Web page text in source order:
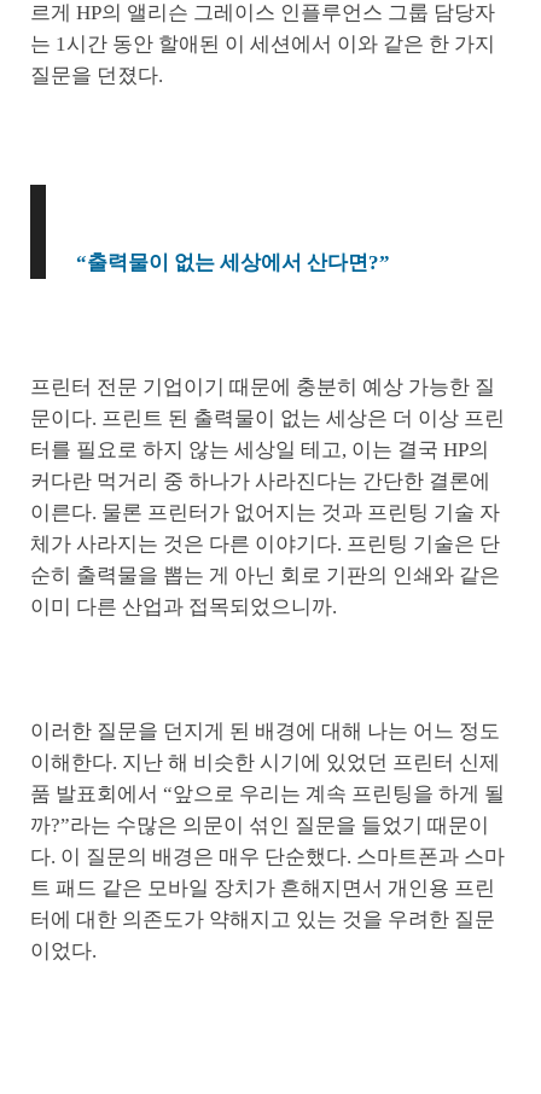
르게 HP의 앨리슨 그레이스 인플루언스 그룹 담당자
는 1시간 동안 할애된 이 세션에서 이와 같은 한 가지
질문을 던졌다.
“출력물이 없는 세상에서 산다면?”
프린터 전문 기업이기 때문에 충분히 예상 가능한 질
문이다. 프린트 된 출력물이 없는 세상은 더 이상 프린
터를 필요로 하지 않는 세상일 테고, 이는 결국 HP의
커다란 먹거리 중 하나가 사라진다는 간단한 결론에
이른다. 물론 프린터가 없어지는 것과 프린팅 기술 자
체가 사라지는 것은 다른 이야기다. 프린팅 기술은 단
순히 출력물을 뽑는 게 아닌 회로 기판의 인쇄와 같은
이미 다른 산업과 접목되었으니까.
이러한 질문을 던지게 된 배경에 대해 나는 어느 정도
이해한다. 지난 해 비슷한 시기에 있었던 프린터 신제
품 발표회에서 “앞으로 우리는 계속 프린팅을 하게 될
까?”라는 수많은 의문이 섞인 질문을 들었기 때문이
다. 이 질문의 배경은 매우 단순했다. 스마트폰과 스마
트 패드 같은 모바일 장치가 흔해지면서 개인용 프린
터에 대한 의존도가 약해지고 있는 것을 우려한 질문
이었다.